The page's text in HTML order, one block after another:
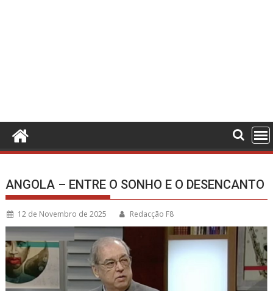
ANGOLA – ENTRE O SONHO E O DESENCANTO
12 de Novembro de 2025 Redacção F8